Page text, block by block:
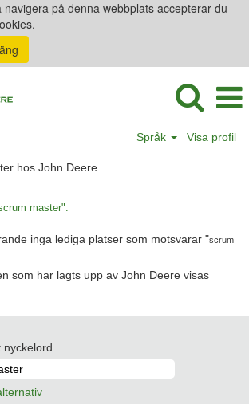
på denna webbplats accepterar du
Språk Visa profil
hos John Deere(aktuell
master".
inga lediga platser som motsvarar "scrum
som har lagts upp av John Deere visas
nyckelord